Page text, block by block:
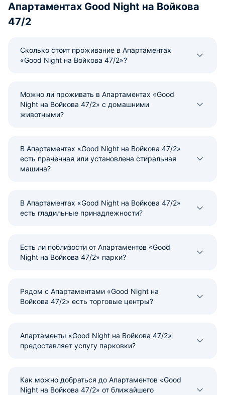
Апартаментах Good Night на Войкова
47/2
Сколько стоит проживание в Апартаментах
«Good Night на Войкова 47/2»?
Можно ли проживать в Апартаментах «Good
Night на Войкова 47/2» с домашними
животными?
В Апартаментах «Good Night на Войкова 47/2»
есть прачечная или установлена стиральная
машина?
В Апартаментах «Good Night на Войкова 47/2»
есть гладильные принадлежности?
Есть ли поблизости от Апартаментов «Good
Night на Войкова 47/2» парки?
Рядом с Апартаментами «Good Night на
Войкова 47/2» есть торговые центры?
Апартаменты «Good Night на Войкова 47/2»
предоставляет услугу парковки?
Как можно добраться до Апартаментов «Good
Night на Войкова 47/2» от ближайшего